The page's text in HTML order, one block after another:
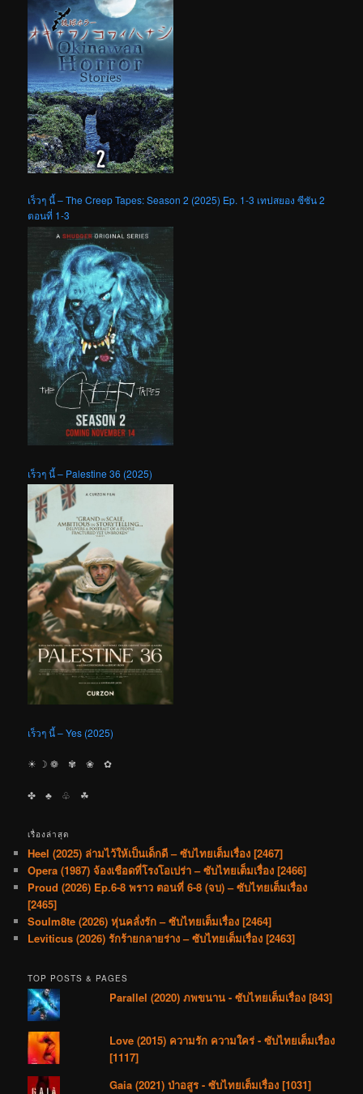
เร็วๆ นี้ – The Creep Tapes: Season 2 (2025) Ep. 1-3 เทปสยอง ซีซัน 2
ตอนที่ 1-3
เร็วๆ นี้ – Palestine 36 (2025)
เร็วๆ นี้ – Yes (2025)
☀︎ ☽ ❁ ✾ ❀ ✿
✤ ♣︎ ♧ ☘︎
เรื่องล่าสุด
Heel (2025) ล่ามไว้ให้เป็นเด็กดี – ซับไทยเต็มเรื่อง [2467]
Opera (1987) จ้องเชือดที่โรงโอเปร่า – ซับไทยเต็มเรื่อง [2466]
Proud (2026) Ep.6-8 พราว ตอนที่ 6-8 (จบ) – ซับไทยเต็มเรื่อง
[2465]
Soulm8te (2026) หุ่นคลั่งรัก – ซับไทยเต็มเรื่อง [2464]
Leviticus (2026) รักร้ายกลายร่าง – ซับไทยเต็มเรื่อง [2463]
TOP POSTS & PAGES
Parallel (2020) ภพขนาน - ซับไทยเต็มเรื่อง [843]
Love (2015) ความรัก ความใคร่ - ซับไทยเต็มเรื่อง
[1117]
Gaia (2021) ป่าอสูร - ซับไทยเต็มเรื่อง [1031]